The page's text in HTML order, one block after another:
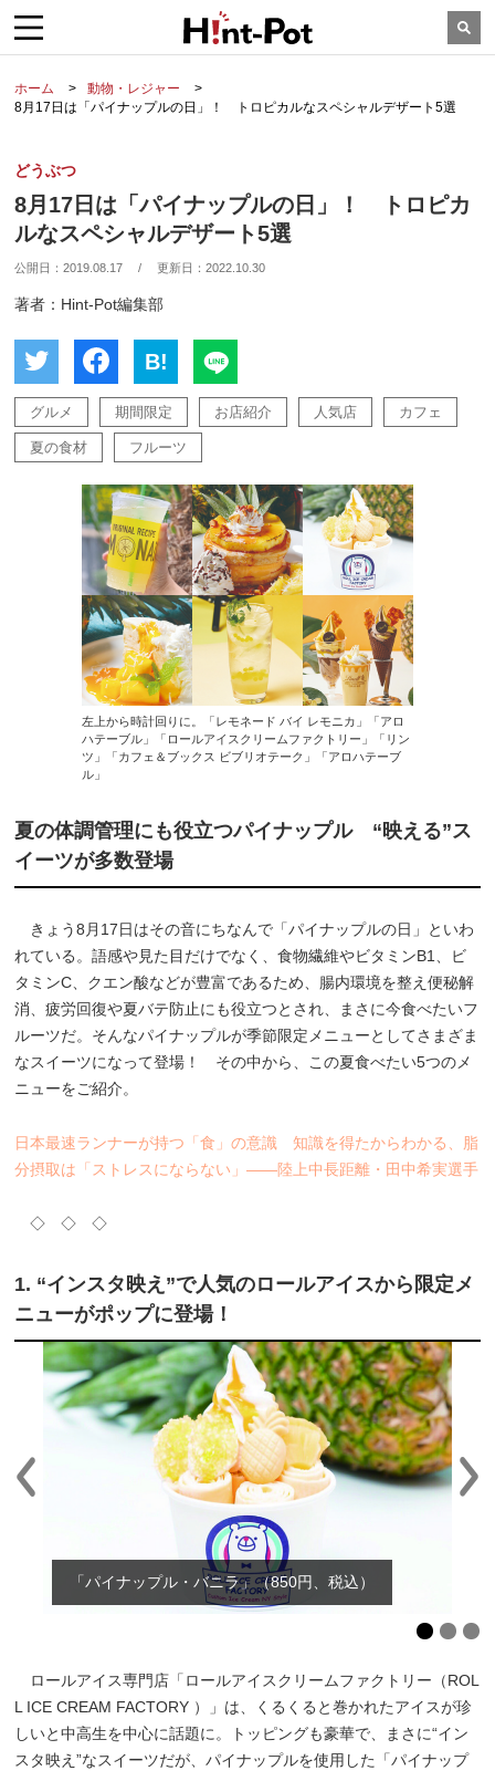
ホーム
動物・レジャー
8月17日は「パイナップルの日」！ トロピカルなスペシャルデザート5選
どうぶつ
8月17日は「パイナップルの日」！ トロピカ
ルなスペシャルデザート5選
公開日：2019.08.17 / 更新日：2022.10.30
著者：Hint-Pot編集部
B!
グルメ 期間限定 お店紹介 人気店 カフェ
夏の食材 フルーツ
左上から時計回りに。「レモネード バイ レモニカ」「アロ
ハテーブル」「ロールアイスクリームファクトリー」「リン
ツ」「カフェ＆ブックス ビブリオテーク」「アロハテーブ
ル」
夏の体調管理にも役立つパイナップル “映える”ス
イーツが多数登場
きょう8月17日はその音にちなんで「パイナップルの日」といわ
れている。語感や見た目だけでなく、食物繊維やビタミンB1、ビ
タミンC、クエン酸などが豊富であるため、腸内環境を整え便秘解
消、疲労回復や夏バテ防止にも役立つとされ、まさに今食べたいフ
ルーツだ。そんなパイナップルが季節限定メニューとしてさまざま
なスイーツになって登場！ その中から、この夏食べたい5つのメ
ニューをご紹介。
日本最速ランナーが持つ「食」の意識 知識を得たからわかる、脂
分摂取は「ストレスにならない」――陸上中長距離・田中希実選手
◇ ◇ ◇
1. “インスタ映え”で人気のロールアイスから限定メ
ニューがポップに登場！
「パイナップル・バニラ」（850円、税込）
ロールアイス専門店「ロールアイスクリームファクトリー（ROL
L ICE CREAM FACTORY ）」は、くるくると巻かれたアイスが珍
しいと中高生を中心に話題に。トッピングも豪華で、まさに“イン
スタ映え”なスイーツだが、パイナップルを使用した「パイナップ